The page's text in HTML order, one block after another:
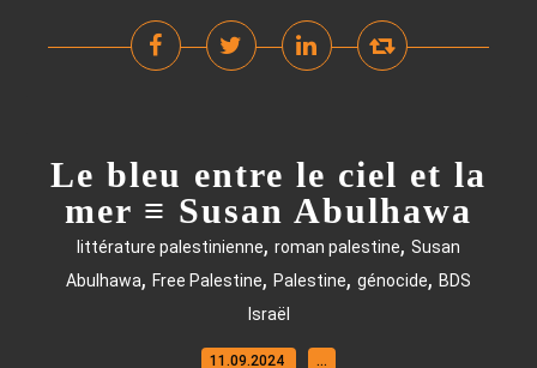
Le bleu entre le ciel et la
mer ≡ Susan Abulhawa
littérature palestinienne, roman palestine, Susan
Abulhawa, Free Palestine, Palestine, génocide, BDS
Israël
11.09.2024 …